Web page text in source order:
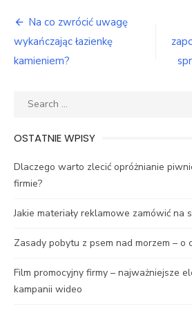
Nawigacja
wpisu
Na co zwrócić uwagę
wykańczając łazienkę
kamieniem?
Search
OSTATNIE WPISY
Dlaczego warto zlecić opróżnianie
firmie?
Jakie materiały reklamowe zamówić na
Zasady pobytu z psem nad morzem – o
Film promocyjny firmy – najważniejsze
kampanii wideo